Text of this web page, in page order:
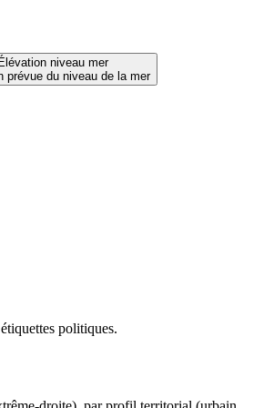
Élévation niveau mer
prévue du niveau de la mer
politiques.